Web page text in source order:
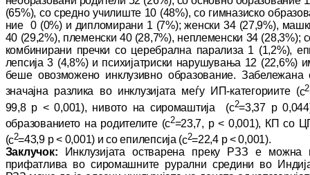
(65%), со средно училиште 10 (48%), со гимназиско образо
ние 0 (0%) и дипломирани 1 (7%); женски 34 (27,9%),
40 (29,2%), племенски 40 (28,7%), неплеменски 34 (28,3%);
комбинирани пречки со церебрална парализа 1 (1,2%),
лепсија 3 (4,8%) и психијатриски нарушувања 12 (22,6%)
беше овозможено инклузивно образование. Забележана
значајна разлика во инклузијата меѓу ИП-категориите (c2
99,8 p < 0,001), нивото на сиромаштија (c2=3,37 p
образованието на родителите (c2=23,7, p < 0,001), КП со
(c2=43,9 p < 0,001) и со епилепсија (c2=22,4 p < 0,001).
Заклучок: Инклузијата остварена преку РЗЗ е можна
прифатлива во сиромашните рурални средини во